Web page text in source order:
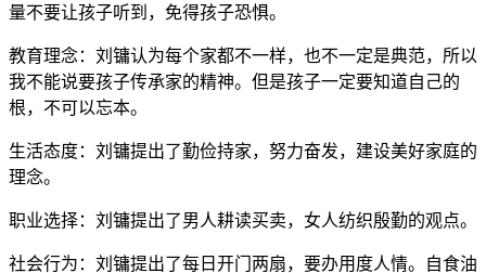
量不要让孩子听到，免得孩子恐惧。
教育理念：刘镛认为每个家都不一样，也不一定是典范，所以
我不能说要孩子传承家的精神。但是孩子一定要知道自己的
根，不可以忘本。
生活态度：刘镛提出了勤俭持家，努力奋发，建设美好家庭的
理念。
职业选择：刘镛提出了男人耕读买卖，女人纺织殷勤的观点。
社会行为：刘镛提出了每日开门两扇，要办用度人情。自食油